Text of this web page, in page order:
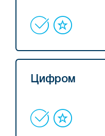
Цифром